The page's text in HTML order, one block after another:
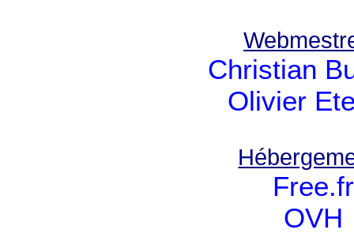
Christian
Olivier
Free.fr
OVH